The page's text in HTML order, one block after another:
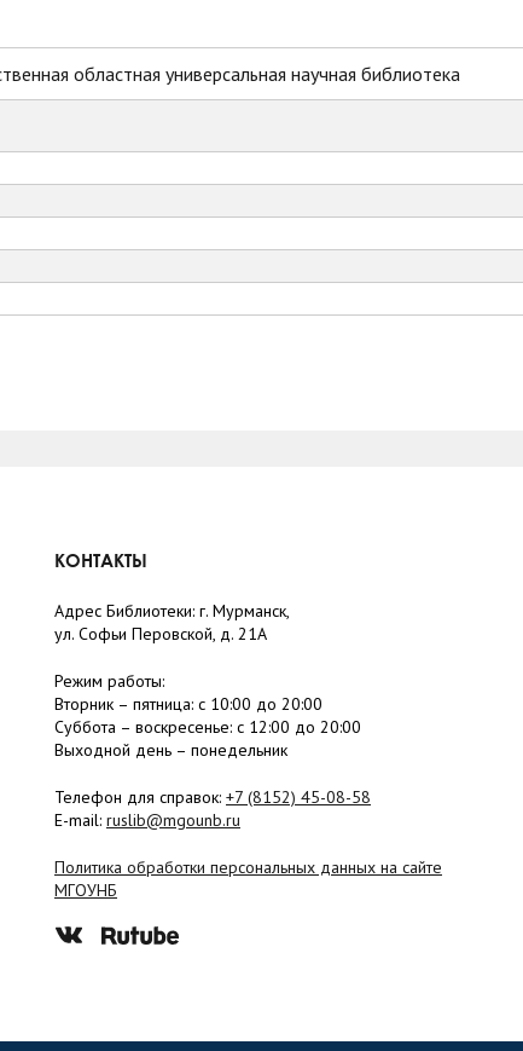
областная универсальная научная библиотека
КОНТАКТЫ
Адрес Библиотеки: г. Мурманск,
ул. Софьи Перовской, д. 21А
Режим работы:
Вторник – пятница: с 10:00 до 20:00
Суббота – воскресенье: c 12:00 до 20:00
Выходной день – понедельник
Телефон для справок: +7 (8152) 45-08-58
E-mail: ruslib@mgounb.ru
Политика обработки персональных данных на сайте
МГОУНБ